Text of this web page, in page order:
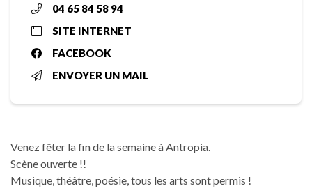
04 65 84 58 94
SITE INTERNET
FACEBOOK
ENVOYER UN MAIL
Venez fêter la fin de la semaine à Antropia.
Scène ouverte !!
Musique, théâtre, poésie, tous les arts sont permis !